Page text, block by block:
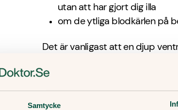
Samtycke
utan att har gjort dig illa
om de ytliga blodkärlen på
Det är vanligast att en djup
ovan.
I vissa fall kan tromben lossna
där proppen istället sätter sig i